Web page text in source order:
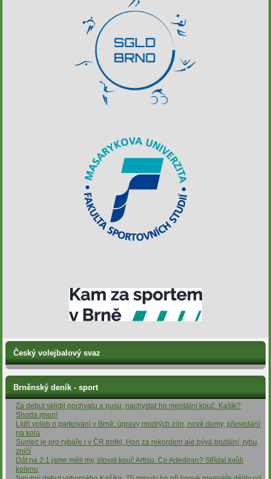
Český volejbalový svaz
Brněnský deník - sport
Za debut sklidil pochvalu a pusu, nachystal ho mentální kouč. Kašík?
Shoda jmen!
Lídři voleb o parkování v Brně: úpravy modrých zón, nové domy, přesedání
na kola
Sumec je pro rybáře i v ČR trofej. Hon za rekordem ale bývá brutální, rybu
zničí
Dát na 2:1 jsme měli my, litoval kouč Artisu. Co Adediran? Střídal kvůli
kolenu